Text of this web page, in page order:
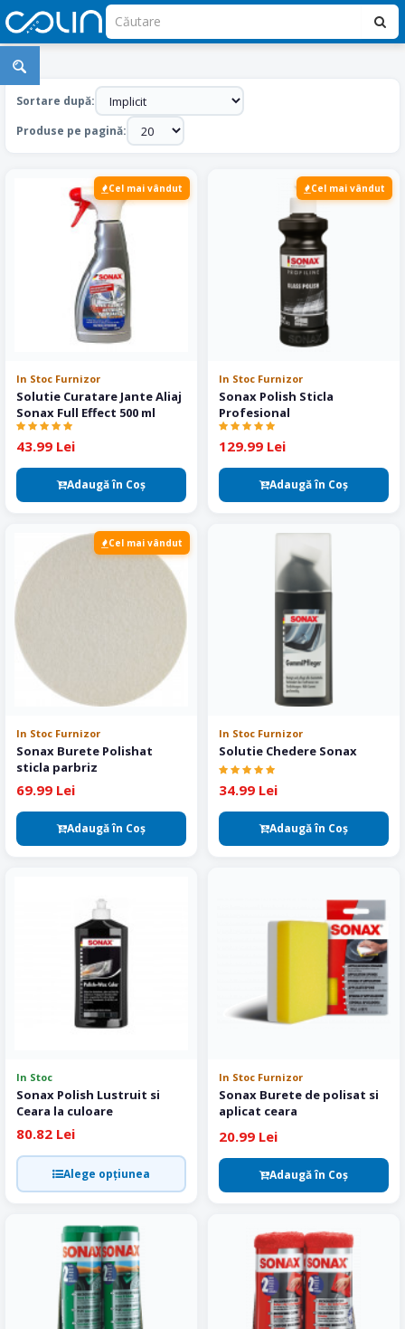
Produse
Sonax
Care
Sortare după:
Produse pe pagină:
Cel mai vândut
In Stoc Furnizor
Solutie Curatare Jante Aliaj
Sonax Full Effect 500 ml
43.99 Lei
Adaugă în Coş
Cel mai vândut
In Stoc Furnizor
Sonax Polish Sticla
Profesional
129.99 Lei
Adaugă în Coş
Cel mai vândut
In Stoc Furnizor
Sonax Burete Polishat
sticla parbriz
69.99 Lei
Adaugă în Coş
In Stoc Furnizor
Solutie Chedere Sonax
34.99 Lei
Adaugă în Coş
In Stoc
Sonax Polish Lustruit si
Ceara la culoare
80.82 Lei
Alege opțiunea
In Stoc Furnizor
Sonax Burete de polisat si
aplicat ceara
20.99 Lei
Adaugă în Coş